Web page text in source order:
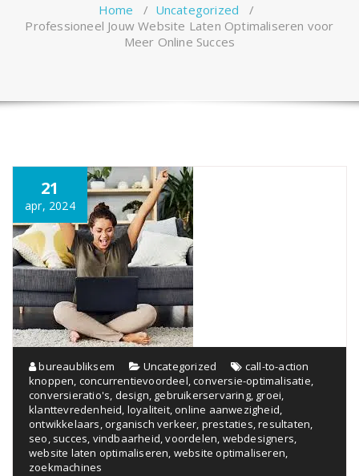
Home / Uncategorized /
Professioneel Jouw Website Laten Optimaliseren voor
Meer Online Succes
21
apr, 2024
bureaubliksem Uncategorized
call-to-action
knoppen, concurrentievoordeel,conversie-optimalisatie,
conversieratio's, design, gebruikerservaring, groei,
klanttevredenheid, loyaliteit,online aanwezigheid,
ontwikkelaars,organisch verkeer, prestaties,resultaten,
seo, succes, vindbaarheid,voordelen, webdesigners,
website laten optimaliseren, website optimaliseren,
zoekmachines